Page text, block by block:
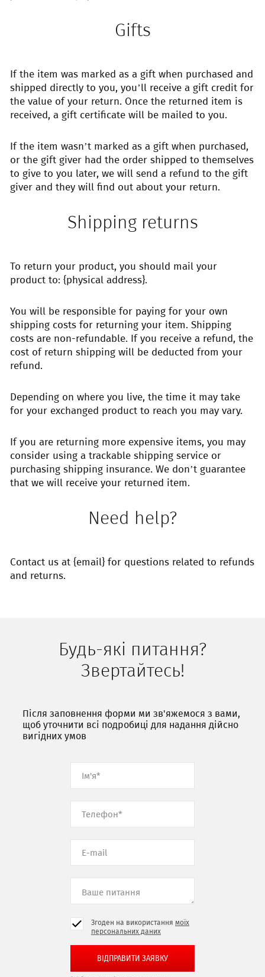
Gifts
If the item was marked as a gift when purchased and
shipped directly to you, you’ll receive a gift credit for
the value of your return. Once the returned item is
received, a gift certificate will be mailed to you.
If the item wasn’t marked as a gift when purchased,
or the gift giver had the order shipped to themselves
to give to you later, we will send a refund to the gift
giver and they will find out about your return.
Shipping returns
To return your product, you should mail your
product to: {physical address}.
You will be responsible for paying for your own
shipping costs for returning your item. Shipping
costs are non-refundable. If you receive a refund, the
cost of return shipping will be deducted from your
refund.
Depending on where you live, the time it may take
for your exchanged product to reach you may vary.
If you are returning more expensive items, you may
consider using a trackable shipping service or
purchasing shipping insurance. We don’t guarantee
that we will receive your returned item.
Need help?
Contact us at {email} for questions related to refunds
and returns.
Будь-які питання?
Звертайтесь!
Після заповнення форми ми зв'яжемося з вами,
щоб уточнити всі подробиці для надання дійсно
вигідних умов
Згоден на використання моїх
персональних даних